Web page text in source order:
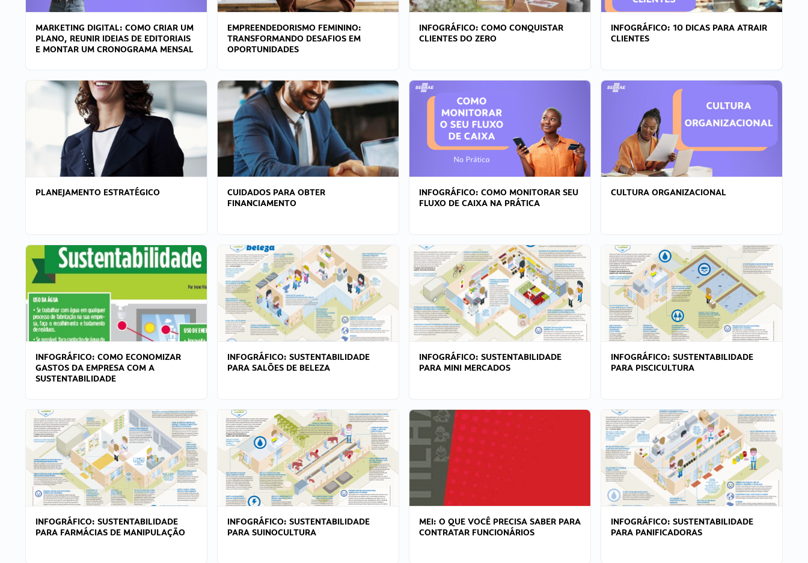
MARKETING DIGITAL: COMO CRIAR UM
PLANO, REUNIR IDEIAS DE EDITORIAIS
E MONTAR UM CRONOGRAMA MENSAL
EMPREENDEDORISMO FEMININO:
TRANSFORMANDO DESAFIOS EM
OPORTUNIDADES
INFOGRÁFICO: COMO CONQUISTAR
CLIENTES DO ZERO
INFOGRÁFICO: 10 DICAS PARA ATRAIR
CLIENTES
PLANEJAMENTO ESTRATÉGICO
CUIDADOS PARA OBTER
FINANCIAMENTO
INFOGRÁFICO: COMO MONITORAR SEU
FLUXO DE CAIXA NA PRÁTICA
CULTURA ORGANIZACIONAL
INFOGRÁFICO: COMO ECONOMIZAR
GASTOS DA EMPRESA COM A
SUSTENTABILIDADE
INFOGRÁFICO: SUSTENTABILIDADE
PARA SALÕES DE BELEZA
INFOGRÁFICO: SUSTENTABILIDADE
PARA MINI MERCADOS
INFOGRÁFICO: SUSTENTABILIDADE
PARA PISCICULTURA
INFOGRÁFICO: SUSTENTABILIDADE
PARA FARMÁCIAS DE MANIPULAÇÃO
INFOGRÁFICO: SUSTENTABILIDADE
PARA SUINOCULTURA
MEI: O QUE VOCÊ PRECISA SABER PARA
CONTRATAR FUNCIONÁRIOS
INFOGRÁFICO: SUSTENTABILIDADE
PARA PANIFICADORAS